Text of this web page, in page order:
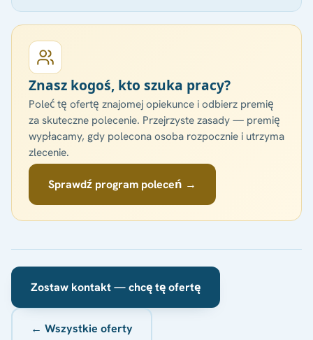
Znasz kogoś, kto szuka pracy?
Poleć tę ofertę znajomej opiekunce i odbierz premię
za skuteczne polecenie. Przejrzyste zasady — premię
wypłacamy, gdy polecona osoba rozpocznie i utrzyma
zlecenie.
Sprawdź program poleceń →
Zostaw kontakt — chcę tę ofertę
← Wszystkie oferty